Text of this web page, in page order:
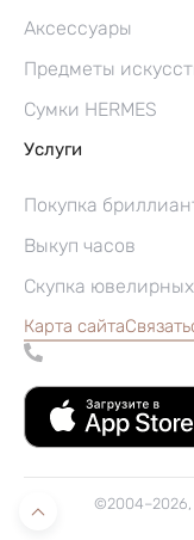
Аксессуары
Предметы
Сумки HERMES
Услуги
Покупка
Выкуп часов
Скупка
Карта сайта
©2004–2026,